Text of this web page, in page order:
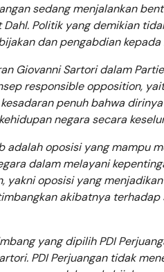
sedang menjalankan
Politik yang demikian
dan pengabdian
Giovanni Sartori dalam
responsible opposition,
penuh bahwa
negara secara
adalah oposisi yang mampu
dalam melayani
oposisi yang
akibatnya
yang dipilih PDI
PDI Perjuangan tidak